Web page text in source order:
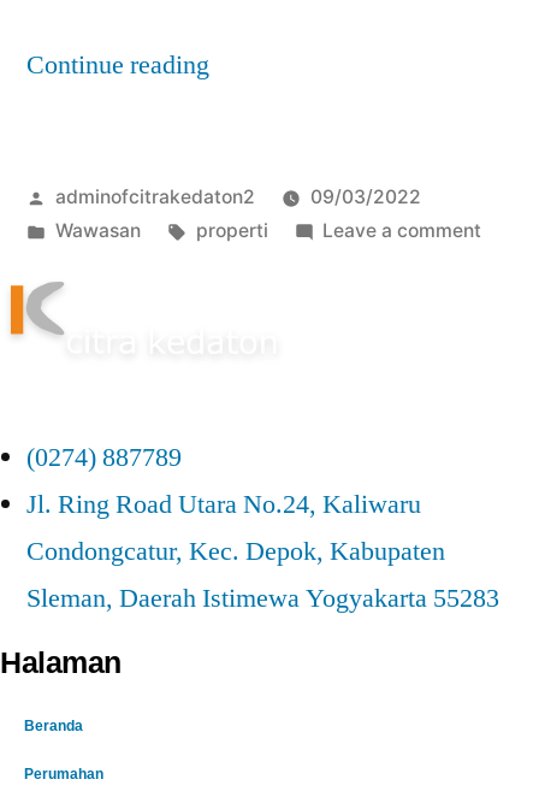
Continue reading
adminofcitrakedaton2
09/03/2022
Wawasan
properti Leave a comment
(0274) 887789
Jl. Ring Road Utara No.24, Kaliwaru
Condongcatur, Kec. Depok, Kabupaten
Sleman, Daerah Istimewa Yogyakarta 55283
Halaman
Beranda
Perumahan